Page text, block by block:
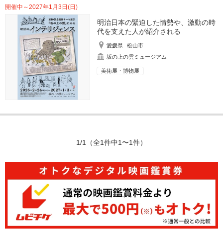
開催中～2027年1月3日(日)
明治日本の緊迫した情勢や、激動の時
代を支えた人が紹介される
愛媛県
松山市
坂の上の雲ミュージアム
美術展・博物展
1/1 （全1件中1〜1件）